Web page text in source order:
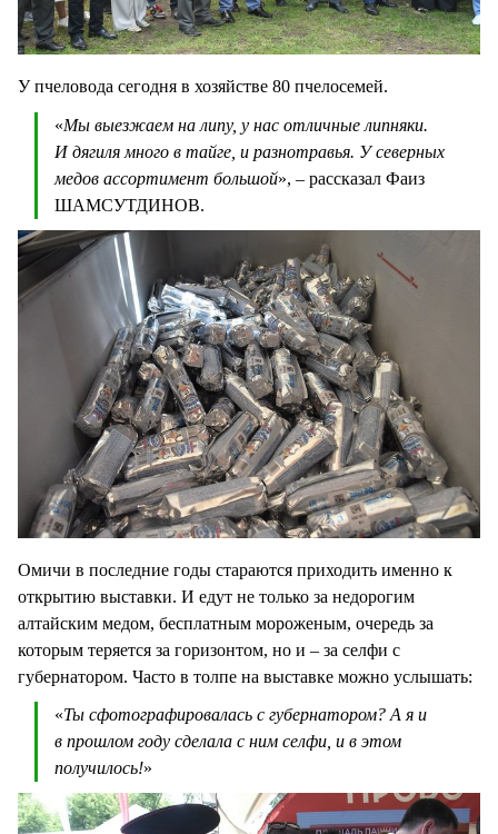
У пчеловода сегодня в хозяйстве 80 пчелосемей.
«Мы выезжаем на липу, у нас отличные липняки.
И дягиля много в тайге, и разнотравья. У северных
медов ассортимент большой», – рассказал Фаиз
ШАМСУТДИНОВ.
Омичи в последние годы стараются приходить именно к
открытию выставки. И едут не только за недорогим
алтайским медом, бесплатным мороженым, очередь за
которым теряется за горизонтом, но и – за селфи с
губернатором. Часто в толпе на выставке можно услышать:
«Ты сфотографировалась с губернатором? А я и
в прошлом году сделала с ним селфи, и в этом
получилось!»